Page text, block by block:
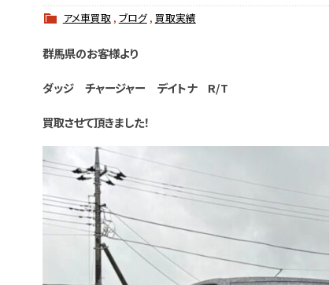
アメ車買取, ブログ, 買取実績
群馬県のお客様より
ダッジ チャージャー デイトナ R/T
買取させて頂きました！